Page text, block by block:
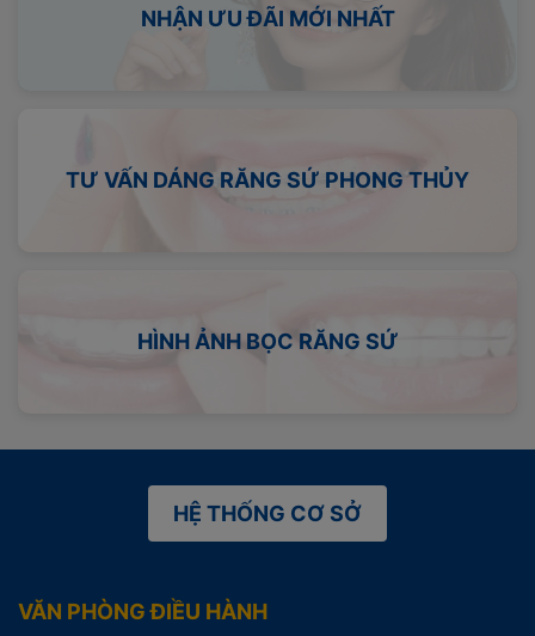
NHẬN ƯU ĐÃI MỚI NHẤT
TƯ VẤN DÁNG RĂNG SỨ PHONG THỦY
HÌNH ẢNH BỌC RĂNG SỨ
HỆ THỐNG CƠ SỞ
VĂN PHÒNG ĐIỀU HÀNH